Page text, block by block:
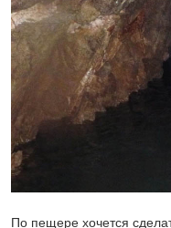
По пещере хочется